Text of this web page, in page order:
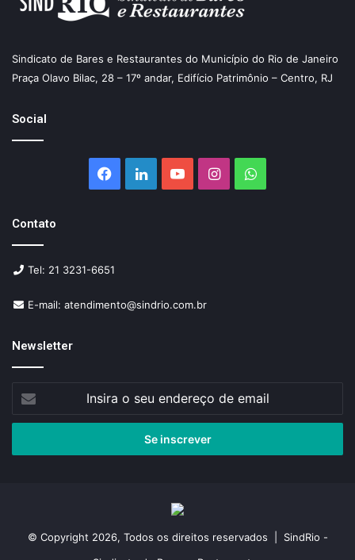
Sindicato de Bares e Restaurantes do Município do Rio de Janeiro
Praça Olavo Bilac, 28 – 17º andar, Edifício Patrimônio – Centro, RJ
Social
Facebook
LinkedinYouTubeInstagramWhatsApp
Contato
Tel: 21 3231-6651
E-mail: atendimento@sindrio.com.br
Newsletter
seu
de
© Copyright 2026, Todos os direitos reservados | SindRio -